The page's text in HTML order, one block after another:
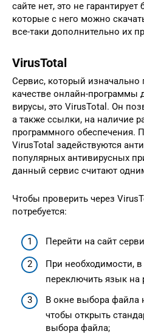
сайте нет, это не
которые с него можно
все-таки дополнительно их
VirusTotal
Сервис, который изначально
качестве онлайн-программы
вирусы, это VirusTotal. Он
а также ссылки, на наличие
программного обеспечения.
VirusTotal задействуются
популярных антивирусных
данный сервис считают
Чтобы проверить через
потребуется:
Перейти на сайт
При необходимости,
переключить язык на
В окне выбора файла
чтобы открыть
выбора файла;